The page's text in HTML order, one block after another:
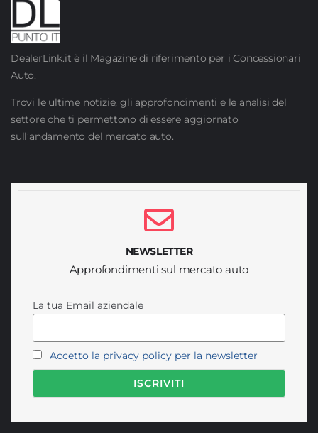
DealerLink.it è il Magazine di riferimento per i Concessionari
Auto.
Trovi le ultime notizie, gli approfondimenti e le analisi del
settore che ti permettono di essere aggiornato
sull’andamento del mercato auto.
NEWSLETTER
Approfondimenti sul mercato auto
La tua Email aziendale
Accetto la privacy policy per la newsletter